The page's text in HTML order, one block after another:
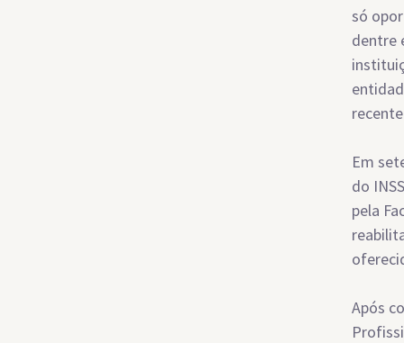
só
dentre
Em
do
pela
Após